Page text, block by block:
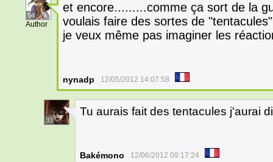
54
Author
et encore.........comme ça sort de la
voulais faire des sortes de
je veux même pas imaginer les
nynadp 12/05/2012 14:07:58
33
Tu aurais fait des tentacules j'aurai
Bakémono 12/06/2012 09:17:24